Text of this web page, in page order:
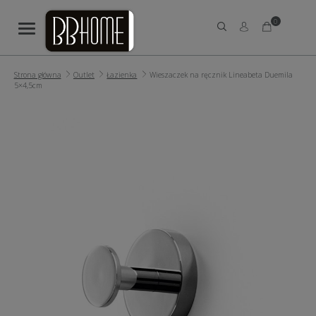
0
Strona główna Outlet Łazienka
Wieszaczek na ręcznik Lineabeta Duemila
5×4,5cm